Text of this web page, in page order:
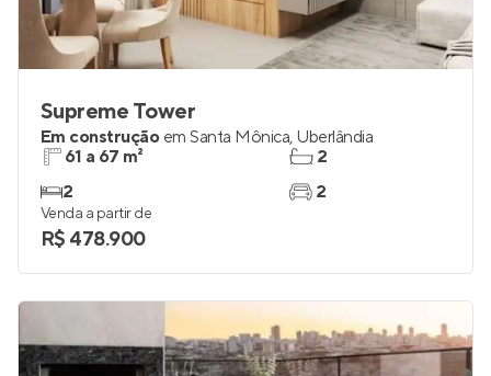
Supreme Tower
Em construção em Santa Mônica, Uberlândia
61 a 67 m²
2
2
2
Venda a partir de
R$ 478.900